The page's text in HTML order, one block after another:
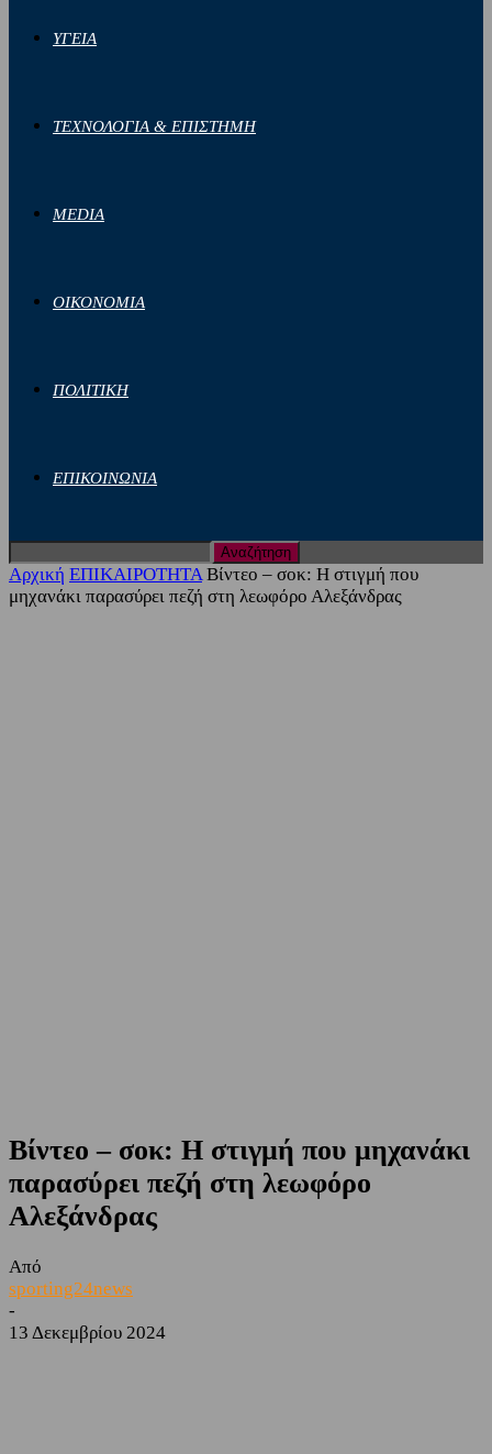
ΥΓΕΙΑ
ΤΕΧΝΟΛΟΓΙΑ & ΕΠΙΣΤΗΜΗ
MEDIA
ΟΙΚΟΝΟΜΙΑ
ΠΟΛΙΤΙΚΗ
ΕΠΙΚΟΙΝΩΝΙΑ
Αρχική ΕΠΙΚΑΙΡΟΤΗΤΑ Βίντεο – σοκ: Η στιγμή που
μηχανάκι παρασύρει πεζή στη λεωφόρο Αλεξάνδρας
Βίντεο – σοκ: Η στιγμή που μηχανάκι
παρασύρει πεζή στη λεωφόρο
Αλεξάνδρας
Από
sporting24news
-
13 Δεκεμβρίου 2024